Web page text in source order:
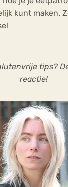
kunt maken.
tips?
reactie!